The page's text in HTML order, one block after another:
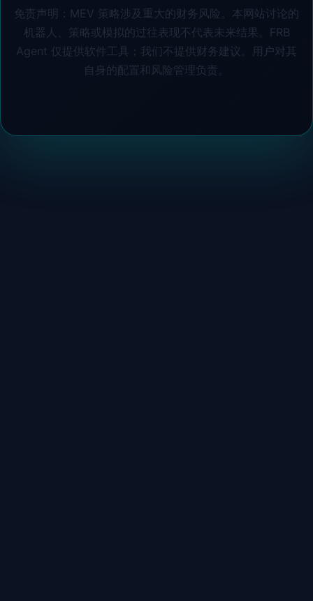
免责声明：MEV 策略涉及重大的财务风险。本网站讨论的
机器人、策略或模拟的过往表现不代表未来结果。FRB
Agent 仅提供软件工具；我们不提供财务建议。用户对其
自身的配置和风险管理负责。